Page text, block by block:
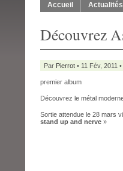
Accueil Actualités
Découvrez
Par Pierrot • 11 Fév, 2011
premier album
Découvrez le métal
Sortie attendue le 28 mars
stand up and nerve »